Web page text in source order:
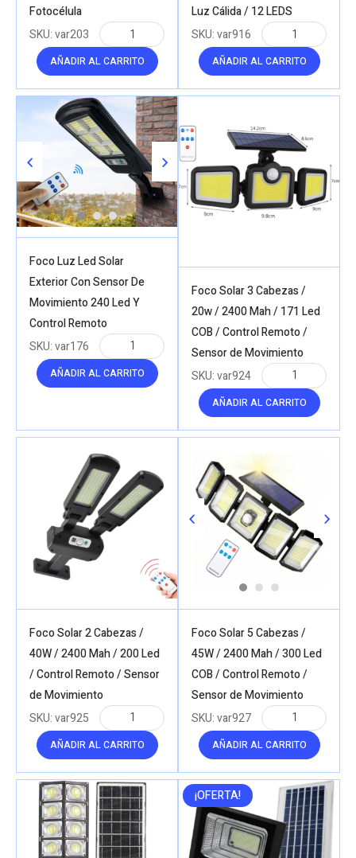
Fotocélula
AÑADIR AL CARRITO
SKU:var203
Luz Cálida / 12 LEDS
AÑADIR AL CARRITO
SKU:var916
Foco Luz Led Solar
Exterior Con Sensor De
Movimiento 240 Led Y
Control Remoto
AÑADIR AL CARRITO
SKU:var176
Foco Solar 3 Cabezas /
20w / 2400 Mah / 171 Led
COB / Control Remoto /
Sensor de Movimiento
AÑADIR AL CARRITO
SKU:var924
Foco Solar 2 Cabezas /
40W / 2400 Mah / 200 Led
/ Control Remoto / Sensor
de Movimiento
AÑADIR AL CARRITO
SKU:var925
Foco Solar 5 Cabezas /
45W / 2400 Mah / 300 Led
COB / Control Remoto /
Sensor de Movimiento
AÑADIR AL CARRITO
SKU:var927
¡OFERTA!